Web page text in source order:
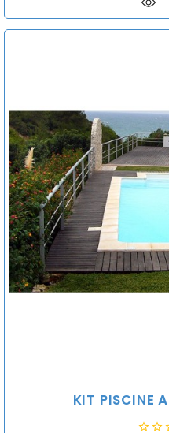
KIT PISCINE